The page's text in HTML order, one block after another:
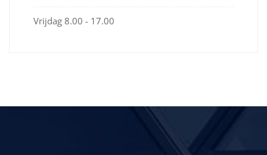
Vrijdag 8.00 - 17.00